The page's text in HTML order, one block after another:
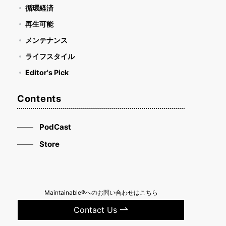
循環経済
再生可能
メンテナンス
ライフスタイル
Editor's Pick
Contents
PodCast
Store
Maintainable®へのお問い合わせはこちら
Contact Us